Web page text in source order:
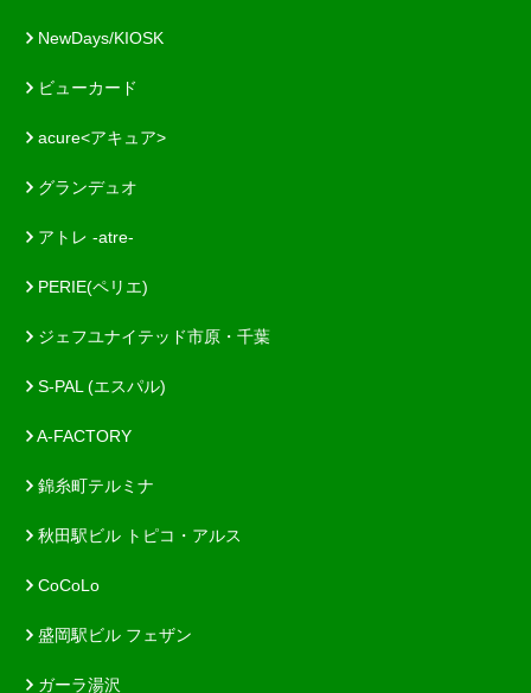
NewDays/KIOSK
ビューカード
acure<アキュア>
グランデュオ
アトレ -atre-
PERIE(ペリエ)
ジェフユナイテッド市原・千葉
S-PAL (エスパル)
A-FACTORY
錦糸町テルミナ
秋田駅ビル トピコ・アルス
CoCoLo
盛岡駅ビル フェザン
ガーラ湯沢